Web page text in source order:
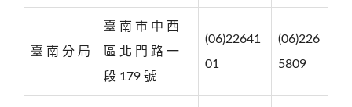
臺 南 分 局
臺 南 市 中 西
區 北 門 路 一
段 179 號
(06)22641
01
(06)226
5809